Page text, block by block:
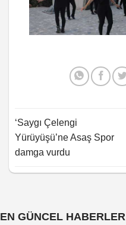
‘Saygı Çelengi
Yürüyüşü’ne Asaş Spor
damga vurdu
EN GÜNCEL HABERLER